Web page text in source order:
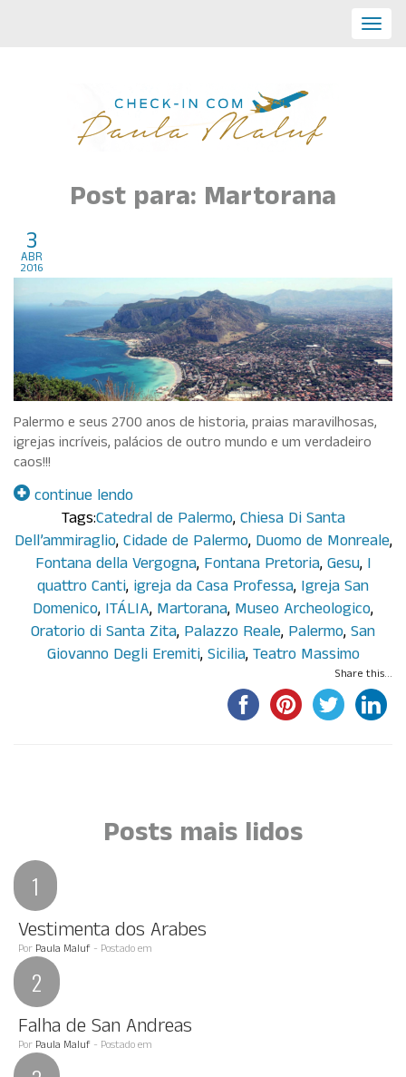
Post para: Martorana
3
abr
2016
Palermo e seus 2700 anos de historia, praias maravilhosas,
igrejas incríveis, palácios de outro mundo e um verdadeiro
caos!!!
continue lendo
Tags:Catedral de Palermo, Chiesa Di Santa
Dell’ammiraglio, Cidade de Palermo, Duomo de Monreale,
Fontana della Vergogna, Fontana Pretoria, Gesu, I
quattro Canti, igreja da Casa Professa, Igreja San
Domenico, ITÁLIA, Martorana, Museo Archeologico,
Oratorio di Santa Zita, Palazzo Reale, Palermo, San
Giovanno Degli Eremiti, Sicilia, Teatro Massimo
Share this...
Posts mais lidos
Vestimenta dos Arabes
Por Paula Maluf - Postado em
Falha de San Andreas
Por Paula Maluf - Postado em